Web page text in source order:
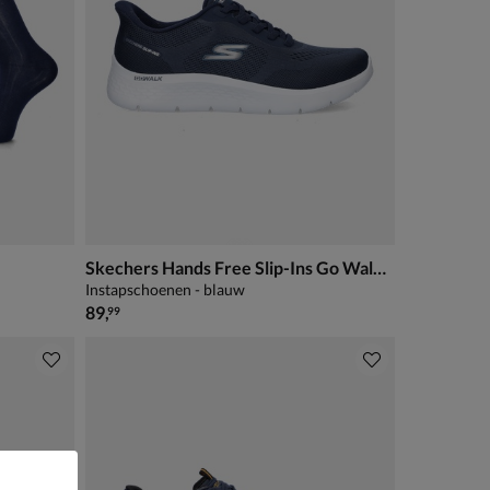
Skechers Hands Free Slip-Ins Go Walk Flex
Instapschoenen - blauw
€ 89,99
89,99